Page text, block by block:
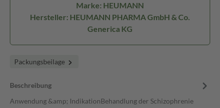
Marke: HEUMANN
Hersteller: HEUMANN PHARMA GmbH & Co.
Generica KG
Packungsbeilage
Beschreibung
Anwendung &amp; IndikationBehandlung der Schizophrenie